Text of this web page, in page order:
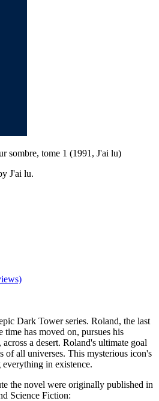
sombre, tome 1 (1991, J'ai lu)
J'ai lu.
Dark Tower series. Roland, the last
has moved on, pursues his
a desert. Roland's ultimate goal
of all universes. This mysterious icon's
in existence.
the novel were originally published in
Science Fiction: